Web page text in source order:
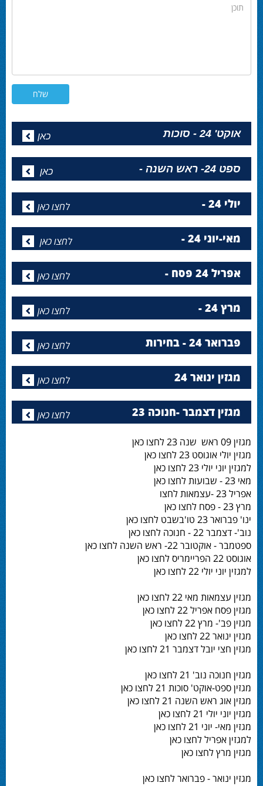
תוכן
אוקט' 24 - סוכות כאן
ספט 24- ראש השנה - כאן
יולי 24 - לחצו כאן
מאי-יוני 24 - לחצו כאן
אפריל 24 פסח - לחצו כאן
מרץ 24 - לחצו כאן
פברואר 24 - בחירות לחצו כאן
מגזין ינואר 24 לחצו כאן
מגזין דצמבר -חנוכה 23 לחצו כאן
מגזין 09 ראש שנה 23 לחצו כאן
מגזין יולי אוגוסט 23 לחצו כאן
למגזין יוני יולי 23 לחצו כאן
מאי 23 - שבועות לחצו כאן
אפריל 23 -עצמאות לחצו
מרץ 23 - פסח לחצו כאן
ינו' פברואר 23 טו'בשבט לחצו כאן
נוב'- דצמבר 22 - חנוכה לחצו כאן
ספטמבר - אוקטובר 22- ראש השנה לחצו כאן
אוגוסט 22 הפריימריס לחצו כאן
למגזין יוני יולי 22 לחצו כאן
מגזין עצמאות מאי 22 לחצו כאן
מגזין פסח אפריל 22 לחצו כאן
מגזין פב'- מרץ 22 לחצו כאן
מגזין ינואר 22 לחצו כאן
מגזין חצי יובל דצמבר 21 לחצו כאן
מגזין חנוכה נוב' 21 לחצו כאן
מגזין ספט-אוקט' סוכות 21 לחצו כאן
מגזין אוג ראש השנה 21 לחצו כאן
מגזין יוני יולי 21 לחצו כאן
מגזין מאי- יוני 21 לחצו כאן
למגזין אפריל לחצו כאן
מגזין מרץ לחצו כאן
מגזין ינואר - פברואר לחצו כאן